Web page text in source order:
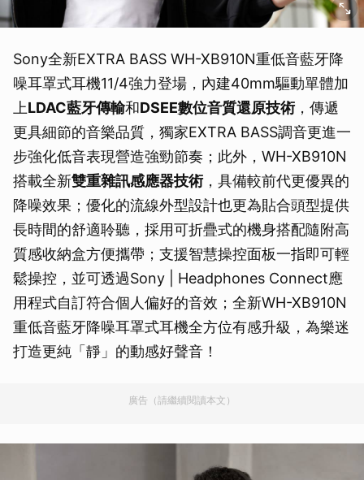
Sony全新EXTRA BASS WH-XB910N重低音藍牙降
噪耳罩式耳機11/4強力登場，內建40mm驅動單體加
上LDAC藍牙傳輸和DSEE數位音質還原技術，傳遞
更具細節的音樂品質，獨家EXTRA BASS調音更進一
步強化低音表現營造強勁節奏；此外，WH-XB910N
搭載全新雙重雜訊感應器技術，具備較前代更優異的
降噪效果；優化的流線外型設計也更為貼合頭型提供
長時間的舒適聆聽，採用可折疊式的機身搭配隨附高
質感收納盒方便攜帶；支援智慧操控面板一指即可輕
鬆操控，並可透過Sony | Headphones Connect應
用程式自訂符合個人偏好的音效；全新WH-XB910N
重低音藍牙降噪耳罩式耳機全方位有感升級，為樂迷
打造更純「靜」的動感好聲音！
廣告（請繼續閱讀本文）